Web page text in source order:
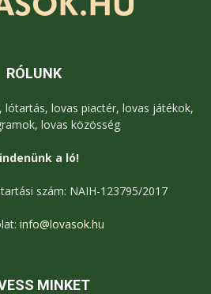
RÓLUNK
lótartás, lovas piactér, lovas játékok,
lovas közösség
a ló!
szám: NAIH-123795/2017
info@lovasok.hu
MINKET